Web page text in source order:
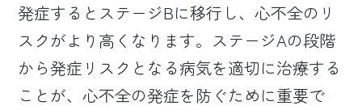
発症するとステージBに移行し、心不全のリ
スクがより高くなります。ステージAの段階
から発症リスクとなる病気を適切に治療する
ことが、心不全の発症を防ぐために重要で